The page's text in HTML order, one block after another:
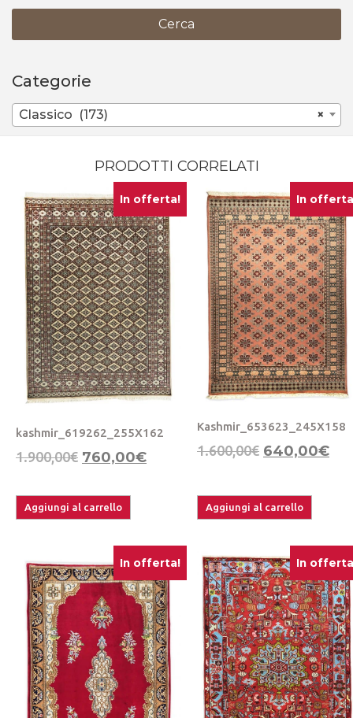
Cerca
Categorie
×
Classico (173)
PRODOTTI CORRELATI
In offerta!
kashmir_619262_255X162
1.900,00€ 760,00€
Aggiungi al carrello
In
Kashmir_653623_245X158
1.600,00€ 640,00€
Aggiungi al carrello
In offerta! In